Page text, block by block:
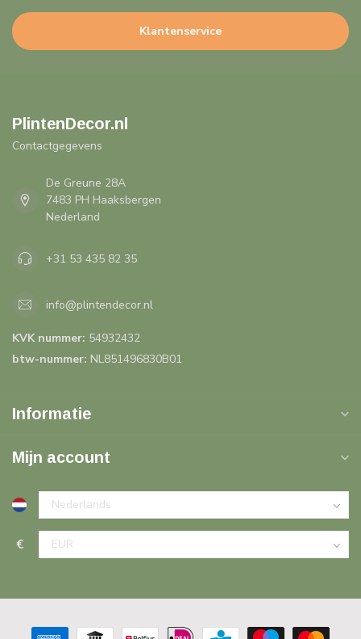
Klantenservice
PlintenDecor.nl
Contactgegevens
De Greune 28A
7483 PH Haaksbergen
Nederland
+31 53 435 82 35
info@plintendecor.nl
KVK nummer: 54932432
btw-nummer: NL851496830B01
Informatie
Mijn account
€